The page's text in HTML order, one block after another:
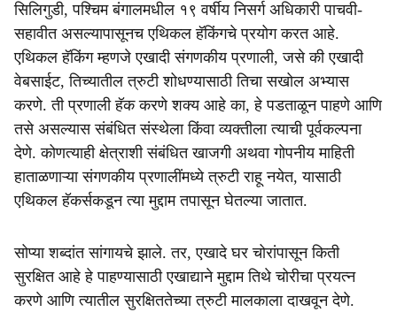
r
e
सिलिगुडी, पश्चिम बंगालमधील १९ वर्षीय निसर्ग अधिकारी पाचवी-
सहावीत असल्यापासूनच एथिकल हॅकिंगचे प्रयोग करत आहे.
एथिकल हॅकिंग म्हणजे एखादी संगणकीय प्रणाली, जसे की एखादी
वेबसाईट, तिच्यातील त्रुटी शोधण्यासाठी तिचा सखोल अभ्यास
करणे. ती प्रणाली हॅक करणे शक्य आहे का, हे पडताळून पाहणे आणि
तसे असल्यास संबंधित संस्थेला किंवा व्यक्तीला त्याची पूर्वकल्पना
देणे. कोणत्याही क्षेत्राशी संबंधित खाजगी अथवा गोपनीय माहिती
हाताळणाऱ्या संगणकीय प्रणालींमध्ये त्रुटी राहू नयेत, यासाठी
एथिकल हॅकर्सकडून त्या मुद्दाम तपासून घेतल्या जातात.
सोप्या शब्दांत सांगायचे झाले. तर, एखादे घर चोरांपासून किती
सुरक्षित आहे हे पाहण्यासाठी एखाद्याने मुद्दाम तिथे चोरीचा प्रयत्न
करणे आणि त्यातील सुरक्षिततेच्या त्रुटी मालकाला दाखवून देणे.